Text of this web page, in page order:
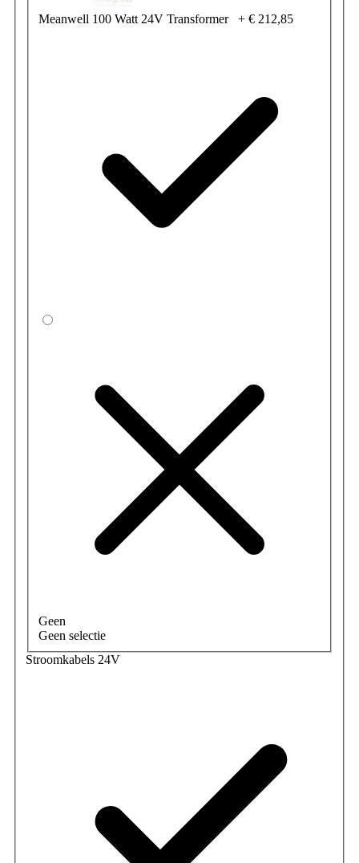
Meanwell 100 Watt 24V Transformer + € 212,85
Geen
Geen selectie
Stroomkabels 24V